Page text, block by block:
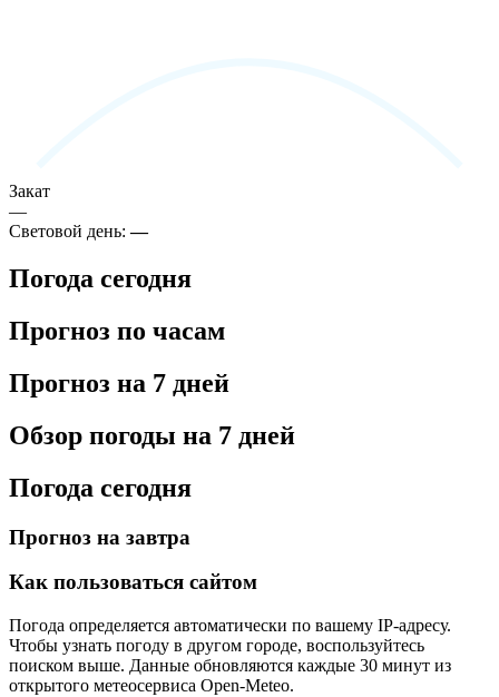
Закат
—
Световой день:—
Погода сегодня
Прогноз по часам
Прогноз на 7 дней
Обзор погоды на 7 дней
Погода сегодня
Прогноз на завтра
Как пользоваться сайтом
Погода определяется автоматически по вашему IP-адресу.
Чтобы узнать погоду в другом городе, воспользуйтесь
поиском выше. Данные обновляются каждые 30 минут из
открытого метеосервиса Open-Meteo.